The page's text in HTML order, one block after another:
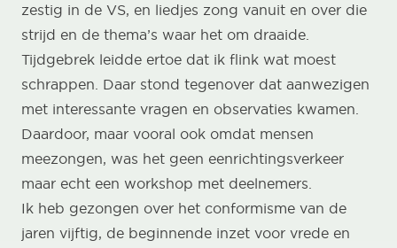
zestig in de VS, en liedjes zong vanuit en over die
strijd en de thema’s waar het om draaide.
Tijdgebrek leidde ertoe dat ik flink wat moest
schrappen. Daar stond tegenover dat aanwezigen
met interessante vragen en observaties kwamen.
Daardoor, maar vooral ook omdat mensen
meezongen, was het geen eenrichtingsverkeer
maar echt een workshop met deelnemers.
Ik heb gezongen over het conformisme van de
jaren vijftig, de beginnende inzet voor vrede en